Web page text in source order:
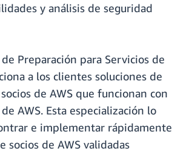
y análisis de seguridad
Preparación para Servicios de
a los clientes soluciones de
de AWS que funcionan con
AWS. Esta especialización lo
e implementar rápidamente
socios de AWS validadas